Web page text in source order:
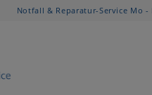
Notfall & Reparatur-Service Mo -